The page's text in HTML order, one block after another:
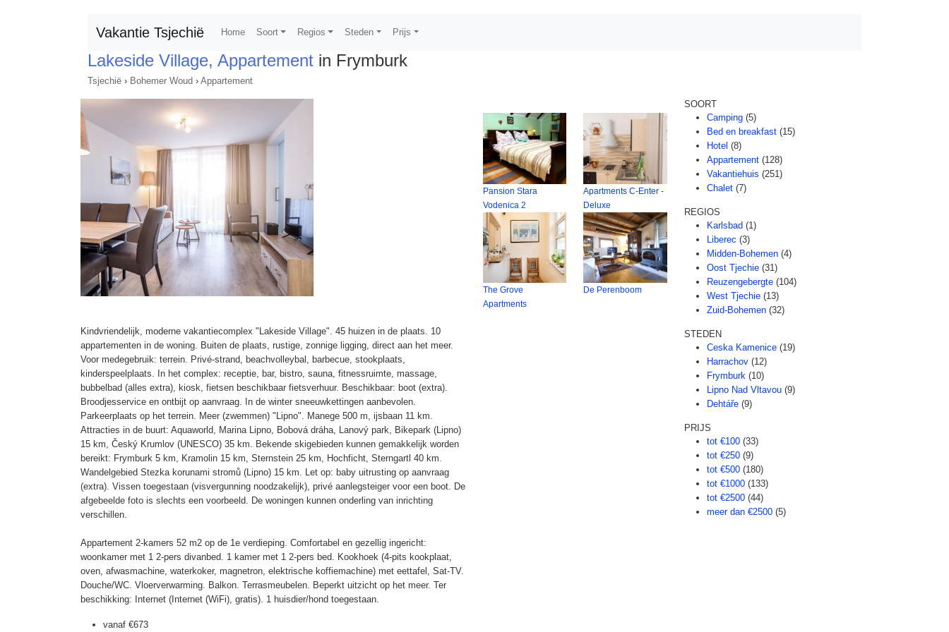
Vakantie Tsjechië Home Soort Regios Steden Prijs
Lakeside Village, Appartement in Frymburk
Tsjechië › Bohemer Woud › Appartement
Kindvriendelijk, moderne vakantiecomplex "Lakeside Village". 45 huizen in de plaats. 10
appartementen in de woning. Buiten de plaats, rustige, zonnige ligging, direct aan het meer.
Voor medegebruik: terrein. Privé-strand, beachvolleybal, barbecue, stookplaats,
kinderspeelplaats. In het complex: receptie, bar, bistro, sauna, fitnessruimte, massage,
bubbelbad (alles extra), kiosk, fietsen beschikbaar fietsverhuur. Beschikbaar: boot (extra).
Broodjesservice en ontbijt op aanvraag. In de winter sneeuwkettingen aanbevolen.
Parkeerplaats op het terrein. Meer (zwemmen) "Lipno". Manege 500 m, ijsbaan 11 km.
Attracties in de buurt: Aquaworld, Marina Lipno, Bobová dráha, Lanový park, Bikepark (Lipno)
15 km, Český Krumlov (UNESCO) 35 km. Bekende skigebieden kunnen gemakkelijk worden
bereikt: Frymburk 5 km, Kramolin 15 km, Sternstein 25 km, Hochficht, Sterngartl 40 km.
Wandelgebied Stezka korunami stromů (Lipno) 15 km. Let op: baby uitrusting op aanvraag
(extra). Vissen toegestaan (visvergunning noodzakelijk), privé aanlegsteiger voor een boot. De
afgebeelde foto is slechts een voorbeeld. De woningen kunnen onderling van inrichting
verschillen.
Appartement 2-kamers 52 m2 op de 1e verdieping. Comfortabel en gezellig ingericht:
woonkamer met 1 2-pers divanbed. 1 kamer met 1 2-pers bed. Kookhoek (4-pits kookplaat,
oven, afwasmachine, waterkoker, magnetron, elektrische koffiemachine) met eettafel, Sat-TV.
Douche/WC. Vloerverwarming. Balkon. Terrasmeubelen. Beperkt uitzicht op het meer. Ter
beschikking: Internet (Internet (WiFi), gratis). 1 huisdier/hond toegestaan.
vanaf €673
Pansion Stara
Vodenica 2
Apartments C-Enter -
Deluxe
The Grove
Apartments
De Perenboom
SOORT
Camping (5)
Bed en breakfast (15)
Hotel (8)
Appartement (128)
Vakantiehuis (251)
Chalet (7)
REGIOS
Karlsbad (1)
Liberec (3)
Midden-Bohemen (4)
Oost Tjechie (31)
Reuzengebergte (104)
West Tjechie (13)
Zuid-Bohemen (32)
STEDEN
Ceska Kamenice (19)
Harrachov (12)
Frymburk (10)
Lipno Nad Vltavou (9)
Dehtáře (9)
PRIJS
tot €100 (33)
tot €250 (9)
tot €500 (180)
tot €1000 (133)
tot €2500 (44)
meer dan €2500 (5)